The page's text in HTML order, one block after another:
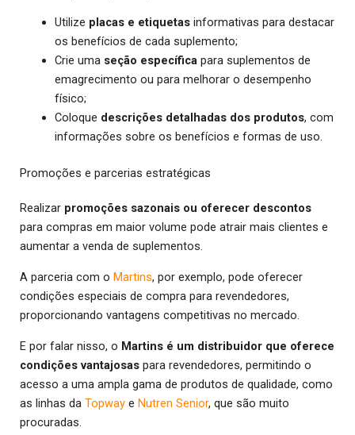
Utilize placas e etiquetasinformativas para destacar
os benefícios de cada suplemento;
Crie uma seção específicapara suplementos de
emagrecimento ou para melhorar o desempenho
físico;
Coloque descrições detalhadas dos produtos, com
informações sobre os benefícios e formas de uso.
Promoções e parcerias estratégicas
Realizar promoções sazonais ou oferecer descontos
para compras em maior volume pode atrair mais clientes e
aumentar a venda de suplementos.
A parceria com o Martins, por exemplo, pode oferecer
condições especiais de compra para revendedores,
proporcionando vantagens competitivas no mercado.
E por falar nisso, o Martins é um distribuidor que oferece
condições vantajosas para revendedores, permitindo o
acesso a uma ampla gama de produtos de qualidade, como
as linhas da Topway e Nutren Senior, que são muito
procuradas.